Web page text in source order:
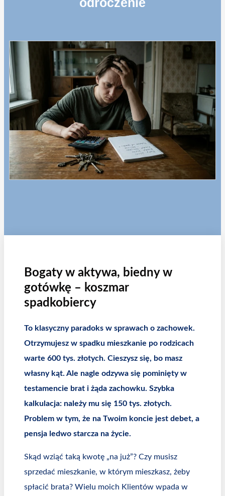
Bogaty w aktywa, biedny w
gotówkę – koszmar
spadkobiercy
To klasyczny paradoks w sprawach o zachowek.
Otrzymujesz w spadku mieszkanie po rodzicach
warte 600 tys. złotych. Cieszysz się, bo masz
własny kąt. Ale nagle odzywa się pominięty w
testamencie brat i żąda zachowku. Szybka
kalkulacja: należy mu się 150 tys. złotych.
Problem w tym, że na Twoim koncie jest debet, a
pensja ledwo starcza na życie.
Skąd wziąć taką kwotę „na już”? Czy musisz
sprzedać mieszkanie, w którym mieszkasz, żeby
spłacić brata? Wielu moich Klientów wpada w